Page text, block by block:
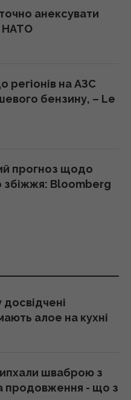
анексувати
НАТО
регіонів на АЗС
бензину, – Le
прогноз щодо
збіжжя: Bloomberg
найбільший
захисту
Флеш розповів
якщо
алое на кухні
шваброю з
продовження - що з